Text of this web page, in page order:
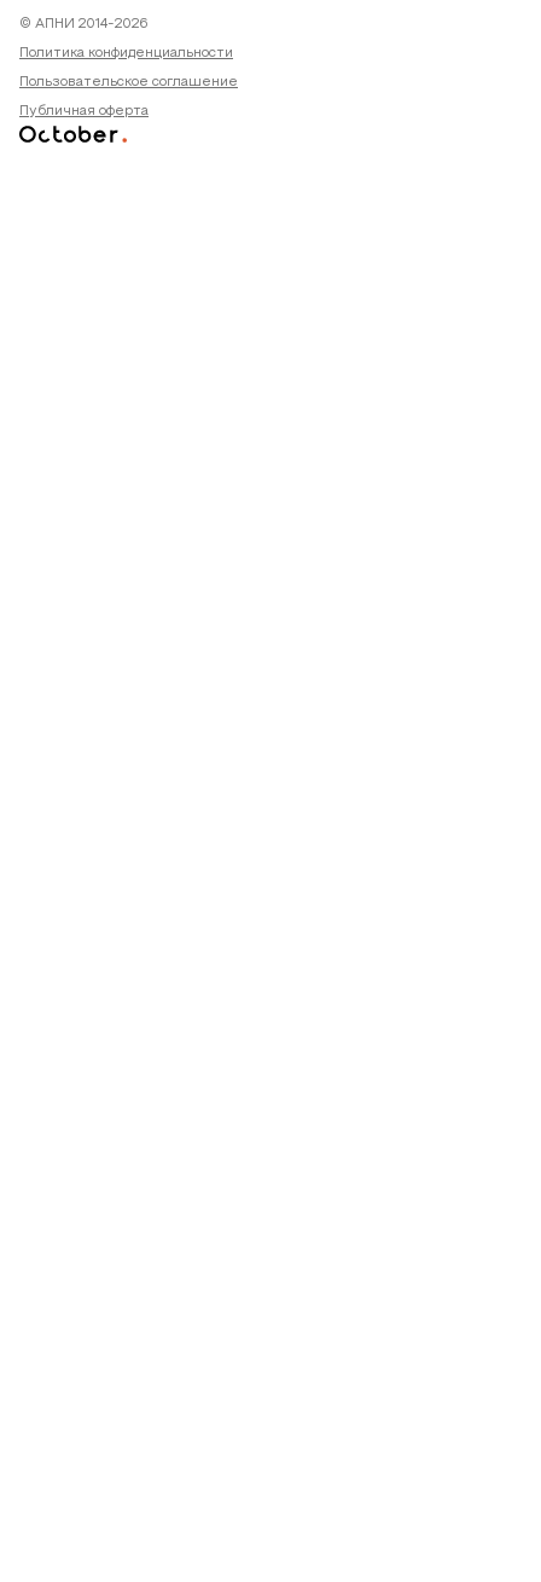
© АПНИ 2014-2026
Политика конфиденциальности
Пользовательское соглашение
Публичная оферта